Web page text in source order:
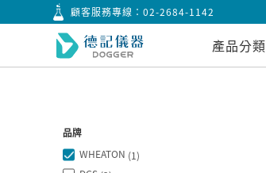
顧客服務專線：02-2684-1142
產品分類
品牌
WHEATON (1)